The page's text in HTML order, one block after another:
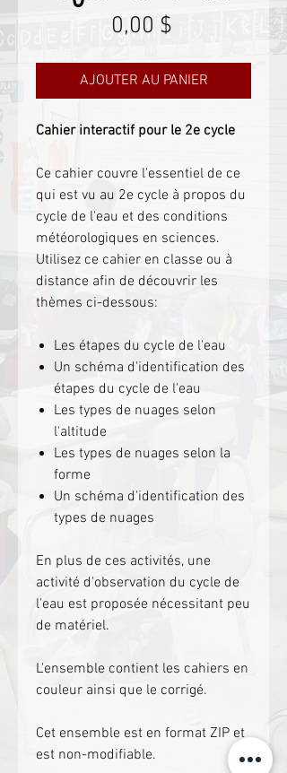
0,00 $Prix
AJOUTER AU PANIER
Cahier interactif pour le 2e cycle
Ce cahier couvre l'essentiel de ce
qui est vu au 2e cycle à propos du
cycle de l'eau et des conditions
météorologiques en sciences.
Utilisez ce cahier en classe ou à
distance afin de découvrir les
thèmes ci-dessous:
Les étapes du cycle de l'eau
Un schéma d'identification des
étapes du cycle de l'eau
Les types de nuages selon
l'altitude
Les types de nuages selon la
forme
Un schéma d'identification des
types de nuages
En plus de ces activités, une
activité d'observation du cycle de
l'eau est proposée nécessitant peu
de matériel.
L'ensemble contient les cahiers en
couleur ainsi que le corrigé.
Cet ensemble est en format ZIP et
est non-modifiable.